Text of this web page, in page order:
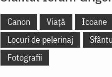
Canon Viață Icoane
Locuri de pelerinaj
Fotografii